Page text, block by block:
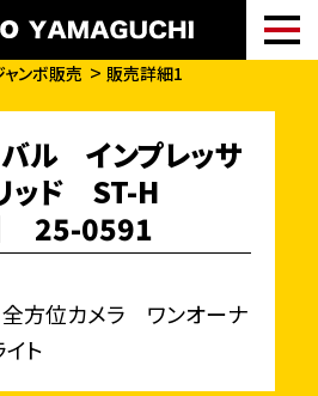
ャンボ販売 販売詳細1
ル インプレッサ
ッド ST-H
25-0591
方位カメラ ワンオーナ
ト